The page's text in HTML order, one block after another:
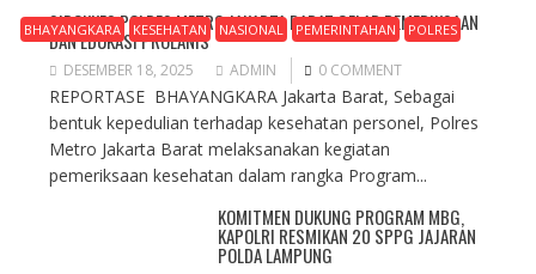
BHAYANGKARA KESEHATAN NASIONAL PEMERINTAHAN POLRES
SIDOKKES POLRES METRO JAKARTA BARAT GELAR PEMERIKSAAN
DAN EDUKASI PROLANIS
DESEMBER 18, 2025 ADMIN 0 COMMENT
REPORTASE BHAYANGKARA Jakarta Barat, Sebagai
bentuk kepedulian terhadap kesehatan personel, Polres
Metro Jakarta Barat melaksanakan kegiatan
pemeriksaan kesehatan dalam rangka Program...
KOMITMEN DUKUNG PROGRAM MBG,
KAPOLRI RESMIKAN 20 SPPG JAJARAN
POLDA LAMPUNG